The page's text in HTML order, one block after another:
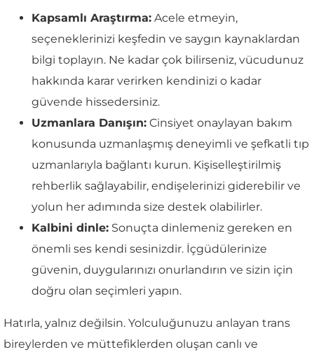
Kapsamlı Araştırma: Acele etmeyin,
seçeneklerinizi keşfedin ve saygın kaynaklardan
bilgi toplayın. Ne kadar çok bilirseniz, vücudunuz
hakkında karar verirken kendinizi o kadar
güvende hissedersiniz.
Uzmanlara Danışın: Cinsiyet onaylayan bakım
konusunda uzmanlaşmış deneyimli ve şefkatli tıp
uzmanlarıyla bağlantı kurun. Kişiselleştirilmiş
rehberlik sağlayabilir, endişelerinizi giderebilir ve
yolun her adımında size destek olabilirler.
Kalbini dinle: Sonuçta dinlemeniz gereken en
önemli ses kendi sesinizdir. İçgüdülerinize
güvenin, duygularınızı onurlandırın ve sizin için
doğru olan seçimleri yapın.
Hatırla, yalnız değilsin. Yolculuğunuzu anlayan trans
bireylerden ve müttefiklerden oluşan canlı ve